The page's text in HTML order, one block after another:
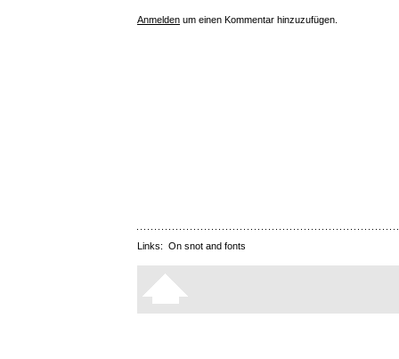
Anmelden um einen Kommentar hinzuzufügen.
Links: On snot and fonts